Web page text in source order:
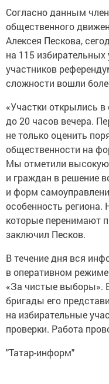
Согласно данным
общественного
Алексея Пескова,
на 115 избирательных
участников
сложности вошли
«Участки открылись
до 20 часов вечера.
не только оценить
общественности на
Мы отметили высокую
и граждан в решение
и форм
особенность региона.
которые перенимают
заключил Песков.
В течение дня вся
в оперативном
«За чистые выборы».
бригады его
на избирательные
проверки. Работа
"Татар-информ"